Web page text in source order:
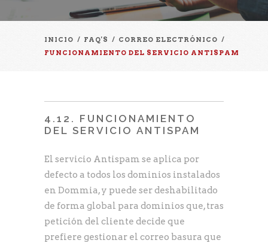
INICIO / FAQ'S / CORREO ELECTRÓNICO /
FUNCIONAMIENTO DEL SERVICIO ANTISPAM
4.12. FUNCIONAMIENTO
DEL SERVICIO ANTISPAM
El servicio Antispam se aplica por
defecto a todos los dominios instalados
en Dommia, y puede ser deshabilitado
de forma global para dominios que, tras
petición del cliente decide que
prefiere gestionar el correo basura que